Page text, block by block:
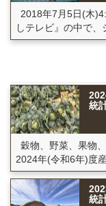
2018年7月5日(木
しテレビ』の中で、
統
穀物、野菜、果物
2024年(令和6年)度
統